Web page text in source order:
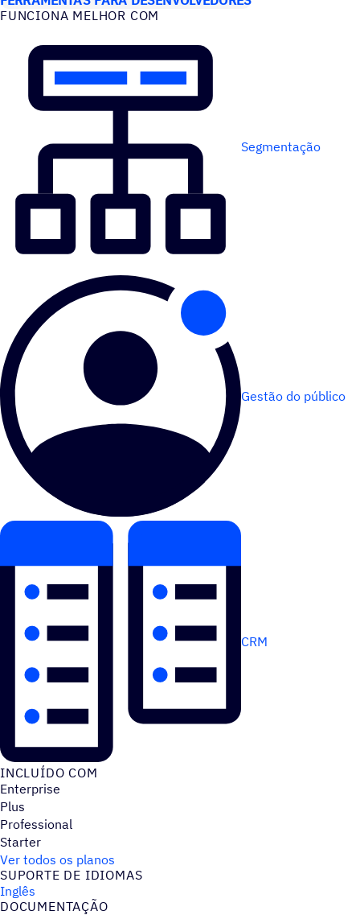
FUNCIONA MELHOR COM
Segmentação
Gestão do público
CRM
INCLUÍDO COM
Enterprise
Plus
Professional
Starter
Ver todos os planos
SUPORTE DE IDIOMAS
Inglês
DOCUMENTAÇÃO